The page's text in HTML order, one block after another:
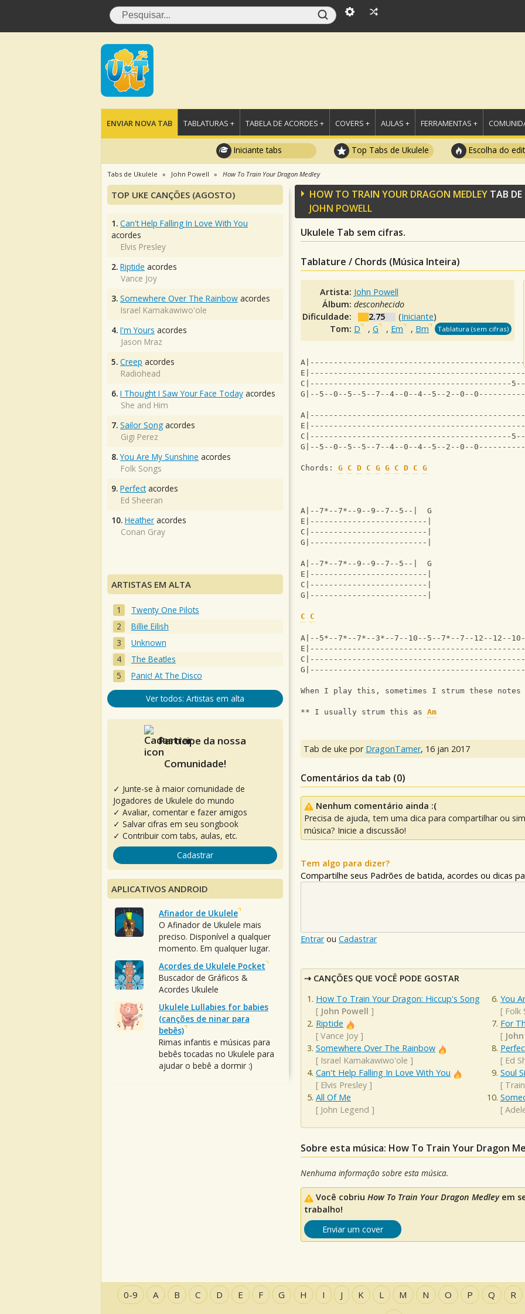
ENVIAR NOVA TAB TABLATURAS + TABELA DE ACORDES + COVERS + AULAS + FERRAMENTAS +
Iniciante tabs Top Tabs de Ukulele Escolha do
Tabs de Ukulele John Powell How To Train Your Dragon Medley
HOW TO TRAIN YOUR DRAGON MEDLEY TAB DE
JOHN POWELL
Ukulele Tab sem cifras.
Tablature / Chords (Música Inteira)
Artista: John Powell
Álbum:desconhecido
Dificuldade:
2.75 (Iniciante)
Tom: D ,G , Em , Bm Tablatura (sem cifras)
C|-------------------------------------------5--
G|--5--0--5--5--7--4--0--4--5--2--0--
C|-------------------------------------------5--
G|--5--0--5--5--7--4--0--4--5--2--0--
Chords: G C D C G G C D C G
A|--7*--7*--9--9--7--5--|  G
E|-------------------------|
C|-------------------------|
G|-------------------------|
A|--7*--7*--9--9--7--5--|  G
E|-------------------------|
C|-------------------------|
G|-------------------------|
C C
A|--5*--7*--7*--3*--7--10--5--7*--7--12--12--
When I play this, sometimes I strum these
** I usually strum this as Am
Tab de uke por DragonTamer, 16 jan 2017
Comentários da tab (0)
Nenhum comentário ainda :(
Precisa de ajuda, tem uma dica para compartilhar ou
música? Inicie a discussão!
Tem algo para dizer?
Compartilhe seus Padrões de batida, acordes ou dicas
Entrarou Cadastrar
CANÇÕES QUE VOCÊ PODE GOSTAR
How To Train Your Dragon: Hiccup's Song
[ John Powell ]
Riptide
[ Vance Joy ]
Somewhere Over The Rainbow
[ Israel Kamakawiwo'ole ]
Can't Help Falling In Love With You
[ Elvis Presley ]
All Of Me
[ John Legend ]
You
[ Folk
For
[
[ Ed
Soul
[ Train
[
Sobre esta música: How To Train Your Dragon
Nenhuma informação sobre esta música.
Você cobriu How To Train Your Dragon Medleyem
trabalho!
Enviar um cover
TOP UKE CANÇÕES (AGOSTO)
1. Can't Help Falling In Love With You
acordes
Elvis Presley
2. Riptide acordes
Vance Joy
3. Somewhere Over The Rainbow acordes
Israel Kamakawiwo'ole
4. I'm Yours acordes
Jason Mraz
5. Creep acordes
Radiohead
6. I Thought I Saw Your Face Today acordes
She and Him
7. Sailor Song acordes
Gigi Perez
8. You Are My Sunshine acordes
Folk Songs
9. Perfectacordes
Ed Sheeran
10. Heather acordes
Conan Gray
ARTISTAS EM ALTA
Twenty One Pilots
Billie Eilish
Unknown
The Beatles
Panic! At The Disco
Ver todos: Artistas em alta
Participe da nossa
Comunidade!
✓ Junte-se à maior comunidade de
Jogadores de Ukulele do mundo
✓ Avaliar, comentar e fazer amigos
✓ Salvar cifras em seu songbook
✓ Contribuir com tabs, aulas, etc.
Cadastrar
APLICATIVOS ANDROID
Afinador de Ukulele
O Afinador de Ukulele mais
preciso. Disponível a qualquer
momento. Em qualquer lugar.
Acordes de Ukulele Pocket
Buscador de Gráficos &
Acordes Ukulele
Ukulele Lullabies for babies
(canções de ninar para
bebês)
Rimas infantis e músicas para
bebês tocadas no Ukulele para
ajudar o bebê a dormir :)
0-9 A B C D E F G H I J K L M N O P Q R